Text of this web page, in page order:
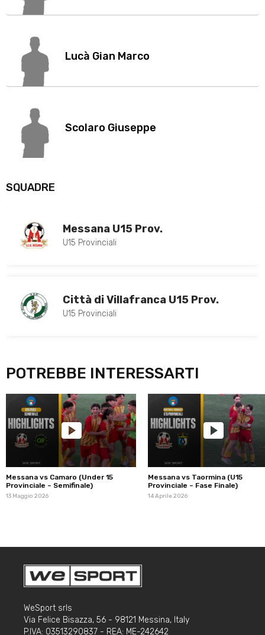
Lucà Gian Marco
Scolaro Giuseppe
SQUADRE
Messana U15 Prov.
U15 Provinciali
Città di Villafranca U15 Prov.
U15 Provinciali
POTREBBE INTERESSARTI
Messana vs Camaro (Under 15
Provinciale – Semifinale)
13 Maggio 2026
Messana vs Taormina (U15
Provinciale – Fase Finale)
14 Aprile 2026
WeSport srls
Via Felice Bisazza, 56 - 98121 Messina, Italy
P.IVA: 03513290837 - REA: ME-242642